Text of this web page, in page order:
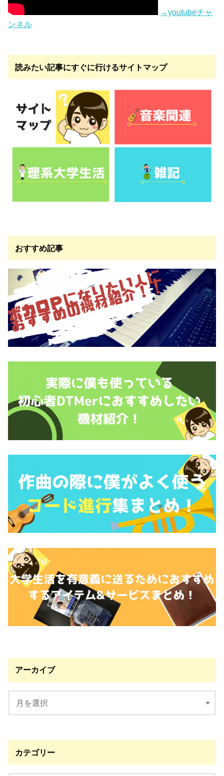
→youtubeチャ
ンネル
読みたい記事にすぐに行けるサイトマップ
おすすめ記事
アーカイブ
カテゴリー